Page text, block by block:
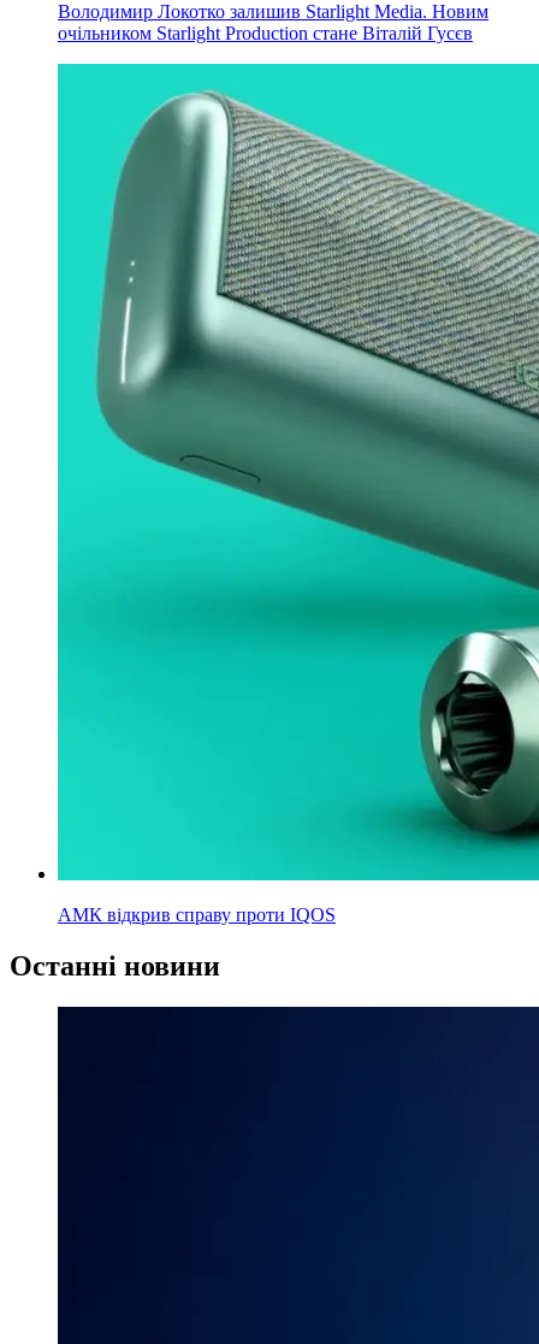
Володимир Локотко залишив Starlight Media. Новим
очільником Starlight Production стане Віталій Гусєв
АМК відкрив справу проти IQOS
Останні новини